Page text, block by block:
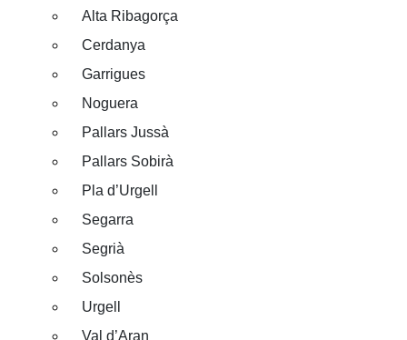
Alta Ribagorça
Cerdanya
Garrigues
Noguera
Pallars Jussà
Pallars Sobirà
Pla d’Urgell
Segarra
Segrià
Solsonès
Urgell
Val d’Aran